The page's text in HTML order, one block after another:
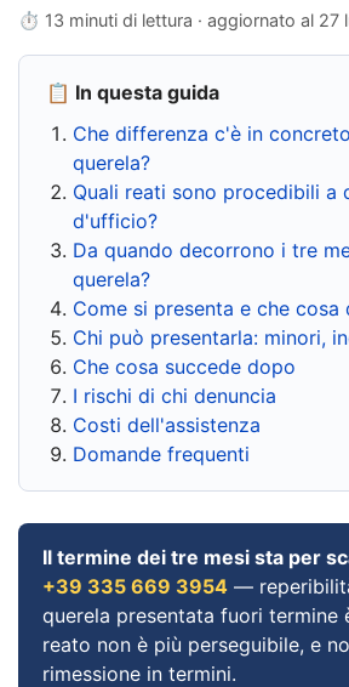
⏱ 13 minuti di lettura · aggiornato al 27
📋 In questa guida
Che differenza c'è in
querela?
Quali reati sono procedibili a
d'ufficio?
Da quando decorrono i tre
querela?
Come si presenta e che cosa
Chi può presentarla: minori,
Che cosa succede dopo
I rischi di chi denuncia
Costi dell'assistenza
Domande frequenti
Il termine dei tre mesi sta per
+39 335 669 3954 —
querela presentata fuori termine
reato non è più perseguibile, e
rimessione in termini.